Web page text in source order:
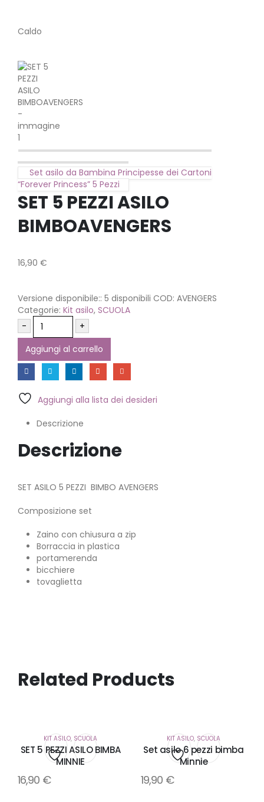
Caldo
Set asilo da Bambina Principesse dei Cartoni
“Forever Princess” 5 Pezzi
SET 5 PEZZI ASILO
BIMBOAVENGERS
16,90 €
Versione disponibile:: 5 disponibili COD: AVENGERS
Categorie: Kit asilo, SCUOLA
-
+
Aggiungi al carrello
Aggiungi alla lista dei desideri
Descrizione
Descrizione
SET ASILO 5 PEZZI BIMBO AVENGERS
Composizione set
Zaino con chiusura a zip
Borraccia in plastica
portamerenda
bicchiere
tovaglietta
Related Products
Aggiungi
KIT ASILO, SCUOLA
SET 5 PEZZI ASILO BIMBA
MINNIE
16,90 €
Aggiungi
KIT ASILO, SCUOLA
Set asilo 6 pezzi bimba
Minnie
19,90 €